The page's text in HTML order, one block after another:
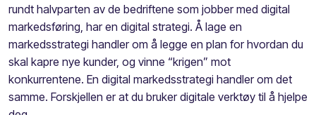
rundt halvparten av de bedriftene som jobber med digital
markedsføring, har en digital strategi. Å lage en
markedsstrategi handler om å legge en plan for hvordan du
skal kapre nye kunder, og vinne “krigen” mot
konkurrentene. En digital markedsstrategi handler om det
samme. Forskjellen er at du brukerdigitale verktøy til å hjelpe